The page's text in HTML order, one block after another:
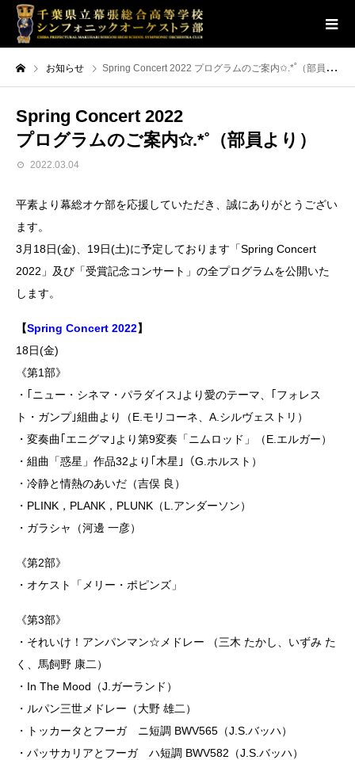
お知らせ Spring Concert 2022 プログラムのご案内✩.*˚（部員より）
Spring Concert 2022
プログラムのご案内✩.*˚（部員より）
2022.03.04
平素より幕総オケ部を応援していただき、誠にありがとうござい
ます。
3月18日(金)、19日(土)に予定しております「Spring Concert
2022」及び「受賞記念コンサート」の全プログラムを公開いた
します。
【Spring Concert 2022】
18日(金)
《第1部》
・｢ニュー・シネマ・パラダイス｣より愛のテーマ、｢フォレス
ト・ガンプ｣組曲より（E.モリコーネ、A.シルヴェストリ）
・変奏曲｢エニグマ｣より第9変奏「ニムロッド」（E.エルガー）
・組曲「惑星」作品32より｢木星｣（G.ホルスト）
・冷静と情熱のあいだ（吉俣 良）
・PLINK，PLANK，PLUNK（L.アンダーソン）
・ガラシャ（河邊 一彦）
《第2部》
・オケスト「メリー・ポピンズ」
《第3部》
・それいけ！アンパンマン☆メドレー （三木 たかし、いずみ た
く、馬飼野 康二）
・In The Mood（J.ガーランド）
・ルパン三世メドレー（大野 雄二）
・トッカータとフーガ ニ短調 BWV565（J.S.バッハ）
・パッサカリアとフーガ ハ短調 BWV582（J.S.バッハ）